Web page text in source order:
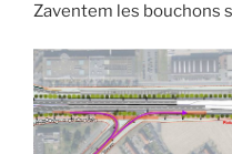
Zaventem les bouchons